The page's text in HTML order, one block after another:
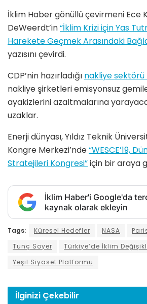
İklim Haber gönüllü çevirmeni Ece
DeWeerdt’in“İklim Krizi için Yas
Harekete Geçmek Arasındaki
yazısını çevirdi.
CDP’nin hazırladığı nakliye
nakliye şirketleri emisyonsuz
ayakizlerini azaltmalarına
uzaklar.
Enerji dünyası, Yıldız Teknik
Kongre Merkezi’nde“WESCE’19,
Stratejileri Kongresi”için bir araya
İklim Haber'i Google'da
kaynak olarak ekleyin
Tags: Küresel Hedefler NASA
Tunç Soyer
Türkiye’de İklim
Yeşil Siyaset Platformu
İlginizi Çekebilir